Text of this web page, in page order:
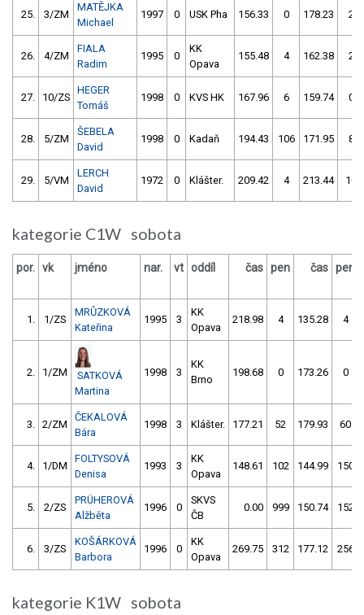
25. 3/ZM
MATĚJKA
Michael
1997 0 USK Pha 156.33 0 178.23 2
26. 4/ZM
FIALA
Radim
1995 0
KK
Opava
155.48 4 162.38 2
27. 10/ZS
HEGER
Tomáš
1998 0 KVS HK 167.96 6 159.74 0
28. 5/ZM
ŠEBELA
David
1998 0 Kadaň 194.43 106 171.95 8
29. 5/VM
LERCH
David
1972 0 Klášter. 209.42 4 213.44 10
kategorie C1W sobota
por. vk jméno nar. vt oddíl čas pen čas pen
1. 1/ZS
MRŮZKOVÁ
Kateřina
1995 3
KK
Opava
218.98 4 135.28 4
2. 1/ZM
SATKOVÁ
Martina
1998 3
KK
Brno
198.68 0 173.26 0
3. 2/ZM
ČEKALOVÁ
Bára
1998 3 Klášter. 177.21 52 179.93 60
4. 1/DM
FOLTYSOVÁ
Denisa
1993 3
KK
Opava
148.61 102 144.99 150
5. 2/ZS
PRÜHEROVÁ
Alžběta
1996 0
SKVS
ČB
0.00 999 150.74 152
6. 3/ZS
KOŠÁRKOVÁ
Barbora
1996 0
KK
Opava
269.75 312 177.12 256
kategorie K1W sobota